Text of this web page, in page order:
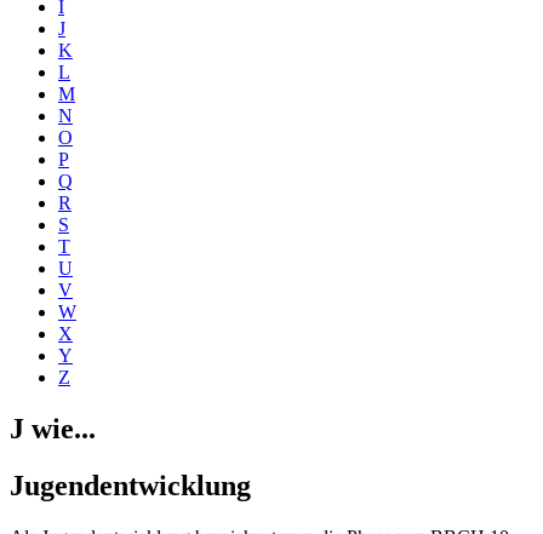
I
J
K
L
M
N
O
P
Q
R
S
T
U
V
W
X
Y
Z
J wie...
Jugendentwicklung